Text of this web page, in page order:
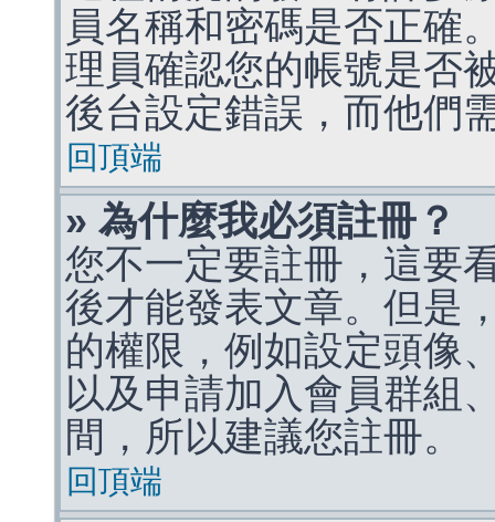
員名稱和密碼是否正確
理員確認您的帳號是否
後台設定錯誤，而他們
回頂端
» 為什麼我必須註冊？
您不一定要註冊，這要
後才能發表文章。但是
的權限，例如設定頭像
以及申請加入會員群組
間，所以建議您註冊。
回頂端